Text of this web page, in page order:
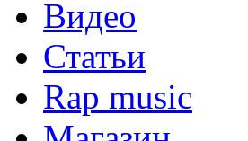
Видео
Статьи
Rap music